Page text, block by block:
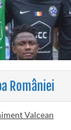
României
Valcean